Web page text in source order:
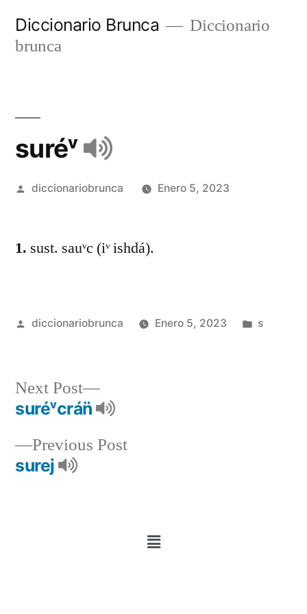
Diccionario Brunca
Diccionario
brunca
suréᵛ
diccionariobrunca Enero 5, 2023
1. sust. sauᵛc (iᵛ ishdá).
diccionariobrunca Enero 5, 2023 s
Previous Post
surej
Next Post
suréᵛcrán̈